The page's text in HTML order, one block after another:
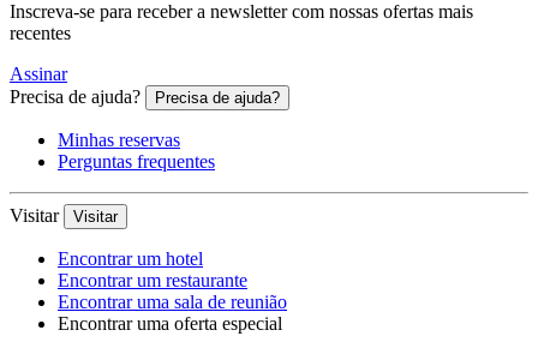
Inscreva-se para receber a newsletter com nossas ofertas mais
recentes
Assinar
Precisa de ajuda?
Precisa de ajuda?
Minhas reservas
Perguntas frequentes
Visitar Visitar
Encontrar um hotel
Encontrar um restaurante
Encontrar uma sala de reunião
Encontrar uma oferta especial